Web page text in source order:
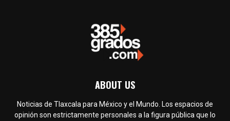
ABOUT US
Noticias de Tlaxcala para México y el Mundo. Los espacios de
opinión son estrictamente personales a la figura pública que lo